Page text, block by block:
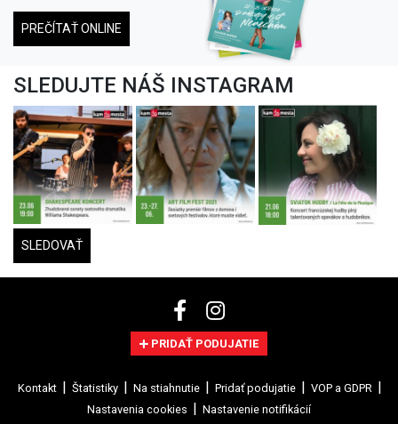
PREČÍTAŤ ONLINE
SLEDUJTE NÁŠ INSTAGRAM
SLEDOVAŤ
PRIDAŤ PODUJATIE
Kontakt Štatistiky Na stiahnutie Pridať podujatie
VOP a GDPR
Nastavenia cookies
Nastavenie notifikácií